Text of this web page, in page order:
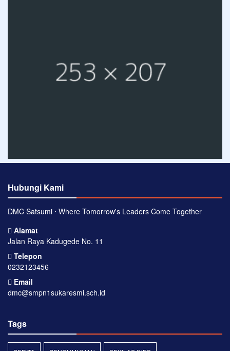
Hubungi Kami
DMC Satsumi ⋅ Where Tomorrow's Leaders Come Together
Alamat
Jalan Raya Kadugede No. 11
Telepon
0232123456
Email
dmc@smpn1sukaresmi.sch.id
Tags